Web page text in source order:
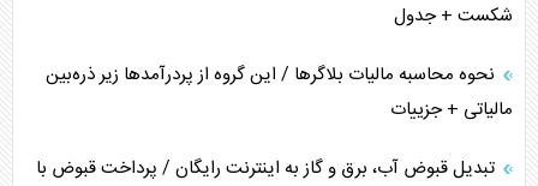
شکست + جدول
نحوه محاسبه مالیات بلاگر‌ها / این گروه از پردرآمد‌ها زیر ذره‌بین
مالیاتی + جزییات
تبدیل قبوض آب، برق و گاز به اینترنت رایگان / پرداخت قبوض با